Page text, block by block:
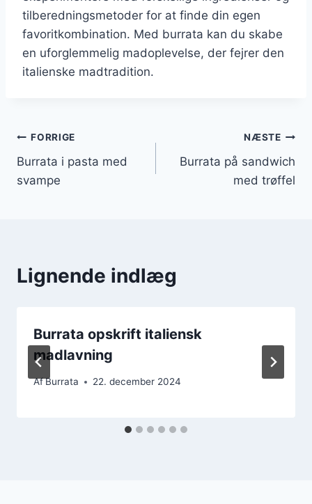
tilberedningsmetoder for at finde din egen
favoritkombination. Med burrata kan du skabe
en uforglemmelig madoplevelse, der fejrer den
italienske madtradition.
Indlægsnavigation
FORRIGE
Burrata i pasta med
svampe
NÆSTE
Burrata på sandwich
med trøffel
Lignende indlæg
Burrata opskrift italiensk
madlavning
AfBurrata 22. december 2024